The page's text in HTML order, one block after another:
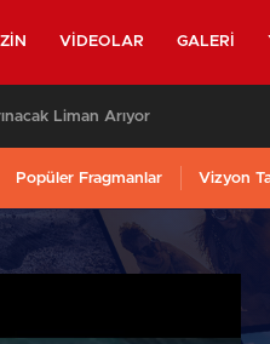
VIDEOLAR GALERI
Liman Arıyor
Popüler Fragmanlar Vizyon